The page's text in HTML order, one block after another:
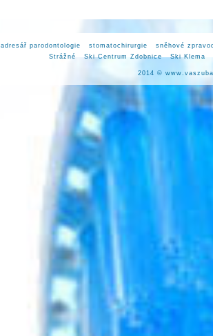
adresář parodontologie stomatochirurgie
sněhové
Strážné
Ski Centrum Zdobnice Ski Klema
2014 ©